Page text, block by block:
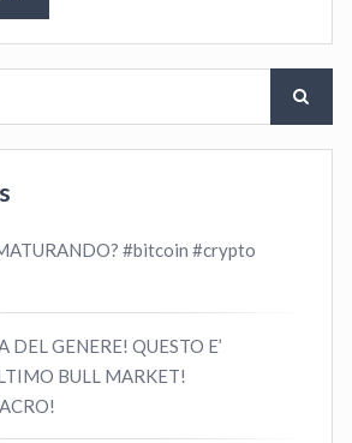
#bitcoin #crypto
DEL GENERE! QUESTO E’
BULL MARKET!